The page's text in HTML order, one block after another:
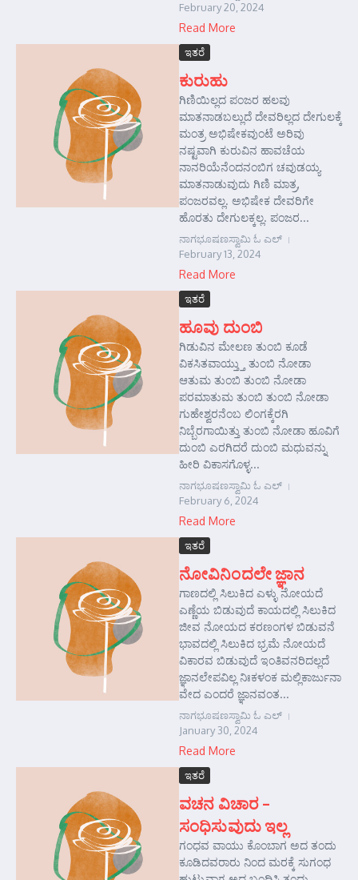
February 20, 2024
Read More
ಇತರೆ
ಕುರುಹು
ಗಿಣಿಯಿಲ್ಲದ ಪಂಜರ ಹಲವು
ಮಾತನಾಡಬಲ್ಲುದೆ ದೇವರಿಲ್ಲದ ದೇಗುಲಕ್ಕೆ
ಮಂತ್ರ ಅಭಿಷೇಕವುಂಟೆ ಅರಿವು
ನಷ್ಟವಾಗಿ ಕುರುವಿನ ಹಾವಚೆಯ
ನಾನರಿಯೆನೆಂದನಂಬಿಗ ಚವುಡಯ್ಯ
ಮಾತನಾಡುವುದು ಗಿಣಿ ಮಾತ್ರ,
ಪಂಜರವಲ್ಲ. ಅಭಿಷೇಕ ದೇವರಿಗೇ
ಹೊರತು ದೇಗುಲಕ್ಕಲ್ಲ. ಪಂಜರ...
ನಾಗಭೂಷಣಸ್ವಾಮಿ ಓ ಎಲ್
February 13, 2024
Read More
ಇತರೆ
ಹೂವು ದುಂಬಿ
ಗಿಡುವಿನ ಮೇಲಣ ತುಂಬಿ ಕೂಡೆ
ವಿಕಸಿತವಾಯ್ತ್ತು ತುಂಬಿ ನೋಡಾ
ಆತುಮ ತುಂಬಿ ತುಂಬಿ ನೋಡಾ
ಪರಮಾತುಮ ತುಂಬಿ ತುಂಬಿ ನೋಡಾ
ಗುಹೇಶ್ವರನೆಂಬ ಲಿಂಗಕ್ಕೆರಗಿ
ನಿಬ್ಬೆರಗಾಯಿತ್ತು ತುಂಬಿ ನೋಡಾ ಹೂವಿಗೆ
ದುಂಬಿ ಎರಗಿದರೆ ದುಂಬಿ ಮಧುವನ್ನು
ಹೀರಿ ವಿಕಾಸಗೊಳ್ಳ...
ನಾಗಭೂಷಣಸ್ವಾಮಿ ಓ ಎಲ್
February 6, 2024
Read More
ಇತರೆ
ನೋವಿನಿಂದಲೇ ಜ್ಞಾನ
ಗಾಣದಲ್ಲಿ ಸಿಲುಕಿದ ಎಳ್ಳು ನೋಯದೆ
ಎಣ್ಣೆಯ ಬಿಡುವುದೆ ಕಾಯದಲ್ಲಿ ಸಿಲುಕಿದ
ಜೀವ ನೋಯದ ಕರಣಂಗಳ ಬಿಡುವನೆ
ಭಾವದಲ್ಲಿ ಸಿಲುಕಿದ ಭ್ರಮೆ ನೋಯದೆ
ವಿಕಾರವ ಬಿಡುವುದೆ ಇಂತಿವನರಿದಲ್ಲದೆ
ಜ್ಞಾನಲೇಪವಿಲ್ಲ ನಿಃಕಳಂಕ ಮಲ್ಲಿಕಾರ್ಜುನಾ
ವೇದ ಎಂದರೆ ಜ್ಞಾನವಂತ...
ನಾಗಭೂಷಣಸ್ವಾಮಿ ಓ ಎಲ್
January 30, 2024
Read More
ಇತರೆ
ವಚನ ವಿಚಾರ –
ಸಂಧಿಸುವುದು ಇಲ್ಲ
ಗಂಧವ ವಾಯು ಕೊಂಬಾಗ ಅದ ತಂದು
ಕೂಡಿದವರಾರು ನಿಂದ ಮರಕ್ಕೆ ಸುಗಂಧ